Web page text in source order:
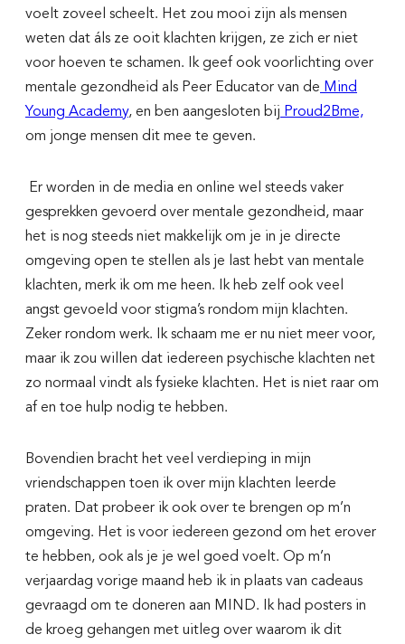
voelt zoveel scheelt. Het zou mooi zijn als mensen
weten dat áls ze ooit klachten krijgen, ze zich er niet
voor hoeven te schamen. Ik geef ook voorlichting over
mentale gezondheid als Peer Educator van de Mind
Young Academy, en ben aangesloten bij Proud2Bme,
om jonge mensen dit mee te geven.
Er worden in de media en online wel steeds vaker
gesprekken gevoerd over mentale gezondheid, maar
het is nog steeds niet makkelijk om je in je directe
omgeving open te stellen als je last hebt van mentale
klachten, merk ik om me heen. Ik heb zelf ook veel
angst gevoeld voor stigma’s rondom mijn klachten.
Zeker rondom werk. Ik schaam me er nu niet meer voor,
maar ik zou willen dat iedereen psychische klachten net
zo normaal vindt als fysieke klachten. Het is niet raar om
af en toe hulp nodig te hebben.
Bovendien bracht het veel verdieping in mijn
vriendschappen toen ik over mijn klachten leerde
praten. Dat probeer ik ook over te brengen op m’n
omgeving. Het is voor iedereen gezond om het erover
te hebben, ook als je je wel goed voelt. Op m’n
verjaardag vorige maand heb ik in plaats van cadeaus
gevraagd om te doneren aan MIND. Ik had posters in
de kroeg gehangen met uitleg over waarom ik dit